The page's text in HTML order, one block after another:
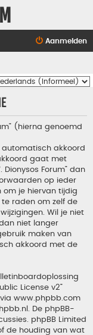
Aanmelden
(hierna genoemd
akkoord
gaat met
Dionysos Forum” dan
op ieder
om je hiervan tijdig
raden om zelf de
Wil je niet
niet langer
maken van
akkoord met de
License v2”
www.phpbb.com
. De phpBB-
phpBB Limited
de houding van wat